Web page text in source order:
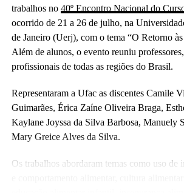
trabalhos no 40º Encontro Nacional do
ocorrido de 21 a 26 de julho, na
de Janeiro (Uerj), com o tema “O Retorno às
Além de alunos, o evento reuniu
profissionais de todas as regiões do Brasil.
Representaram a Ufac as discentes Camile
Guimarães, Érica Zaíne Oliveira Braga,
Kaylane Joyssa da Silva Barbosa, Manuely
Mary Greice Alves da Silva.
Os trabalhos abordaram temas como uso de